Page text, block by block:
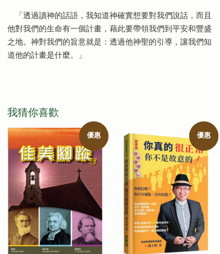
「透過讀神的話語，我知道神確實想要對我們說話，而且
他對我們的生命有一個計畫，藉此要帶領我們到平安和豐盛
之地。神對我們的旨意就是：透過他神聖的引導，讓我們知
道他的計畫是什麼。」
我猜你喜歡
優惠 優惠